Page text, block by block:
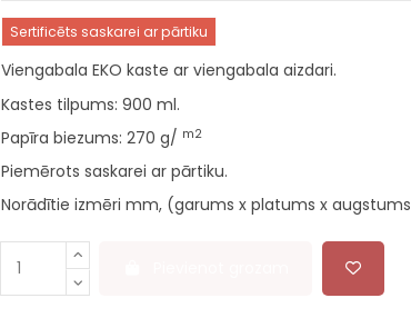
Sertificēts saskarei ar pārtiku
Viengabala EKO kaste ar viengabala aizdari.
Kastes tilpums: 900 ml.
Papīra biezums: 270 g/ m2
Piemērots saskarei ar pārtiku.
Norādītie izmēri mm, (garums x platums x